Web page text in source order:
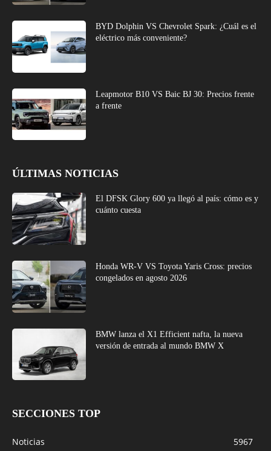
BYD Dolphin VS Chevrolet Spark: ¿Cuál es el
eléctrico más conveniente?
Leapmotor B10 VS Baic BJ 30: Precios frente
a frente
ÚLTIMAS NOTICIAS
El DFSK Glory 600 ya llegó al país: cómo es y
cuánto cuesta
Honda WR-V VS Toyota Yaris Cross: precios
congelados en agosto 2026
BMW lanza el X1 Efficient nafta, la nueva
versión de entrada al mundo BMW X
SECCIONES TOP
Noticias
5967